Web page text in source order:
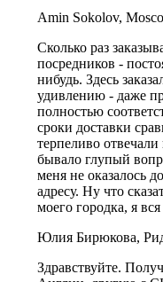
Amin Sokolov,
Сколько раз
посредников -
нибудь. Здесь
удивлению - даже
полностью
сроки доставки
терпеливо
бывало глупый
меня не оказалось
адресу. Ну что
моего городка, я
Юлия Бирюкова,
Здравствуйте.